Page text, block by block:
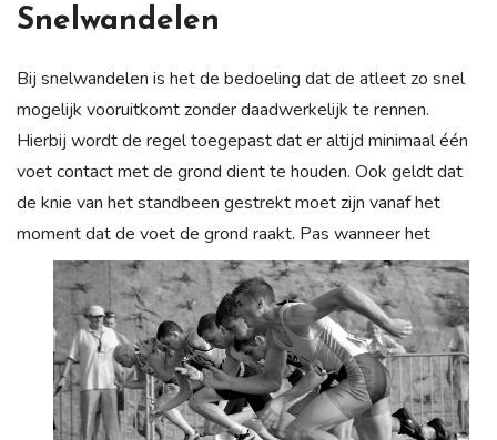
Snelwandelen
Bij snelwandelen is het de bedoeling dat de atleet zo snel
mogelijk vooruitkomt zonder daadwerkelijk te rennen.
Hierbij wordt de regel toegepast dat er altijd minimaal één
voet contact met de grond dient te houden. Ook geldt dat
de knie van het standbeen gestrekt moet zijn vanaf het
momentdat de voet de grond raakt. Pas wanneer het